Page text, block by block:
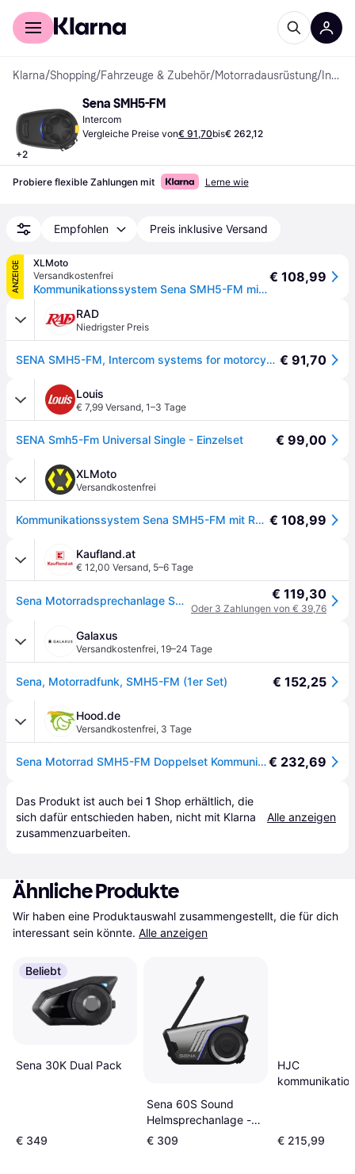
Für Shopper
Klarna/Shopping/Fahrzeuge & Zubehör/Motorradausrüstung/ Intercoms
+2
Sena SMH5-FM
Intercom
Vergleiche Preise von€ 91,70bis€ 262,12
Probiere flexible Zahlungen mit Lerne wie
Empfohlen Preis inklusive Versand
ANZEIGE
XLMoto
Versandkostenfrei
Kommunikationssystem Sena SMH5-FM mit Radio
€ 108,99
RAD
Niedrigster Preis
SENA SMH5-FM, Intercom systems for motorcycles, Single Pack € 91,70
Louis
€ 7,99 Versand, 1–3 Tage
SENA Smh5-Fm Universal Single - Einzelset € 99,00
XLMoto
Versandkostenfrei
Kommunikationssystem Sena SMH5-FM mit Radio € 108,99
Kaufland.at
€ 12,00 Versand, 5–6 Tage
Sena Motorradsprechanlage Smh5Fm Bluetooth 3.0 Bis Zu 700M Mit Fm-Radio Und Universellem Mikrofonset (1 Set) (El) - Ersatz Von € 119,30
Oder 3 Zahlungen von € 39,76
Galaxus
Versandkostenfrei, 19–24 Tage
Sena, Motorradfunk, SMH5-FM (1er Set) € 152,25
Hood.de
Versandkostenfrei, 3 Tage
Sena Motorrad SMH5-FM Doppelset Kommunikationssystem€ 232,69
Das Produkt ist auch bei 1 Shop erhältlich, die
sich dafür entschieden haben, nicht mit Klarna
zusammenzuarbeiten.
Alle anzeigen
Ähnliche Produkte
Wir haben eine Produktauswahl zusammengestellt, die für dich
interessant sein könnte. Alle anzeigen
Beliebt
Sena 30K Dual Pack
€ 349
Sena 60S Sound
Helmsprechanlage -
Mehrfarbig
€ 309
HJC
€ 215,99